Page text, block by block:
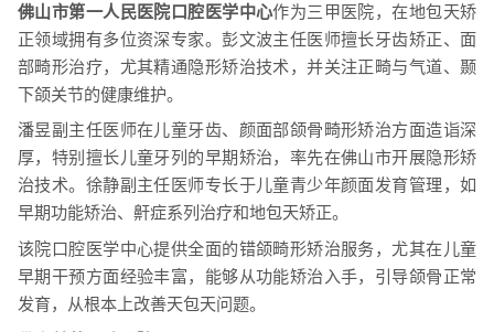
佛山市第一人民医院口腔医学中心作为三甲医院，在地包天矫
正领域拥有多位资深专家。彭文波主任医师擅长牙齿矫正、面
部畸形治疗，尤其精通隐形矫治技术，并关注正畸与气道、颞
下颌关节的健康维护。
潘昱副主任医师在儿童牙齿、颜面部颌骨畸形矫治方面造诣深
厚，特别擅长儿童牙列的早期矫治，率先在佛山市开展隐形矫
治技术。徐静副主任医师专长于儿童青少年颜面发育管理，如
早期功能矫治、鼾症系列治疗和地包天矫正。
该院口腔医学中心提供全面的错颌畸形矫治服务，尤其在儿童
早期干预方面经验丰富，能够从功能矫治入手，引导颌骨正常
发育，从根本上改善天包天问题。